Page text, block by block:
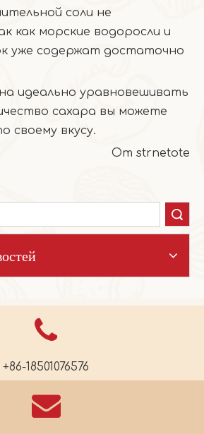
соли не
как морские водоросли и
уже содержат достаточно
идеально уравновешивать
сахара вы можете
своему вкусу.
От strnetote
+86-18501076576